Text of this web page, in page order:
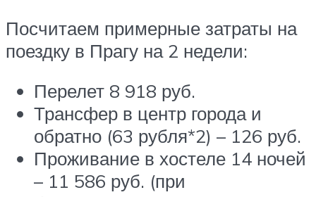
Посчитаем примерные затраты на
поездку в Прагу на 2 недели:
Перелет 8 918 руб.
Трансфер в центр города и
обратно (63 рубля*2) – 126 руб.
Проживание в хостеле 14 ночей
– 11 586 руб. (при